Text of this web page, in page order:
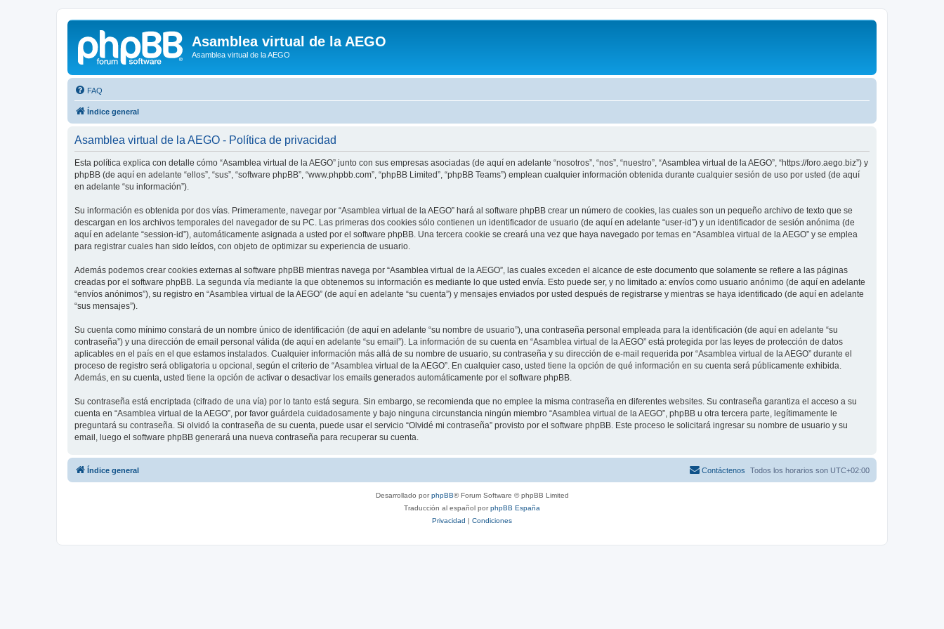
Asamblea virtual de la AEGO
Asamblea virtual de la AEGO
FAQ
Índice general
Asamblea virtual de la AEGO - Política de privacidad
Esta política explica con detalle cómo “Asamblea virtual de la AEGO” junto con sus empresas asociadas (de aquí en adelante “nosotros”, “nos”, “nuestro”, “Asamblea virtual de la AEGO”, “https://foro.aego.biz”) y
phpBB (de aquí en adelante “ellos”, “sus”, “software phpBB”, “www.phpbb.com”, “phpBB Limited”, “phpBB Teams”) emplean cualquier información obtenida durante cualquier sesión de uso por usted (de aquí
en adelante “su información”).
Su información es obtenida por dos vías. Primeramente, navegar por “Asamblea virtual de la AEGO” hará al software phpBB crear un número de cookies, las cuales son un pequeño archivo de texto que se
descargan en los archivos temporales del navegador de su PC. Las primeras dos cookies sólo contienen un identificador de usuario (de aquí en adelante “user-id”) y un identificador de sesión anónima (de
aquí en adelante “session-id”), automáticamente asignada a usted por el software phpBB. Una tercera cookie se creará una vez que haya navegado por temas en “Asamblea virtual de la AEGO” y se emplea
para registrar cuales han sido leídos, con objeto de optimizar su experiencia de usuario.
Además podemos crear cookies externas al software phpBB mientras navega por “Asamblea virtual de la AEGO”, las cuales exceden el alcance de este documento que solamente se refiere a las páginas
creadas por el software phpBB. La segunda vía mediante la que obtenemos su información es mediante lo que usted envía. Esto puede ser, y no limitado a: envíos como usuario anónimo (de aquí en adelante
“envíos anónimos”), su registro en “Asamblea virtual de la AEGO” (de aquí en adelante “su cuenta”) y mensajes enviados por usted después de registrarse y mientras se haya identificado (de aquí en adelante
“sus mensajes”).
Su cuenta como mínimo constará de un nombre único de identificación (de aquí en adelante “su nombre de usuario”), una contraseña personal empleada para la identificación (de aquí en adelante “su
contraseña”) y una dirección de email personal válida (de aquí en adelante “su email”). La información de su cuenta en “Asamblea virtual de la AEGO” está protegida por las leyes de protección de datos
aplicables en el país en el que estamos instalados. Cualquier información más allá de su nombre de usuario, su contraseña y su dirección de e-mail requerida por “Asamblea virtual de la AEGO” durante el
proceso de registro será obligatoria u opcional, según el criterio de “Asamblea virtual de la AEGO”. En cualquier caso, usted tiene la opción de qué información en su cuenta será públicamente exhibida.
Además, en su cuenta, usted tiene la opción de activar o desactivar los emails generados automáticamente por el software phpBB.
Su contraseña está encriptada (cifrado de una vía) por lo tanto está segura. Sin embargo, se recomienda que no emplee la misma contraseña en diferentes websites. Su contraseña garantiza el acceso a su
cuenta en “Asamblea virtual de la AEGO”, por favor guárdela cuidadosamente y bajo ninguna circunstancia ningún miembro “Asamblea virtual de la AEGO”, phpBB u otra tercera parte, legítimamente le
preguntará su contraseña. Si olvidó la contraseña de su cuenta, puede usar el servicio “Olvidé mi contraseña” provisto por el software phpBB. Este proceso le solicitará ingresar su nombre de usuario y su
email, luego el software phpBB generará una nueva contraseña para recuperar su cuenta.
Índice general Todos los horarios son UTC+02:00
Contáctenos
Desarrollado porphpBB® Forum Software © phpBB Limited
Traducción al español porphpBB España
Privacidad | Condiciones